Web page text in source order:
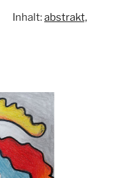
Inhalt:abstrakt,